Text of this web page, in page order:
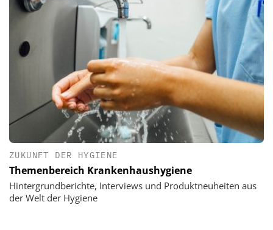
ZUKUNFT DER HYGIENE
Themenbereich Krankenhaushygiene
Hintergrundberichte, Interviews und Produktneuheiten aus
der Welt der Hygiene